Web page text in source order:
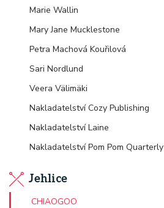
Marie Wallin
Mary Jane Mucklestone
Petra Machová Kouřilová
Sari Nordlund
Veera Välimäki
Nakladatelství Cozy Publishing
Nakladatelství Laine
Nakladatelství Pom Pom Quarterly
Jehlice
CHIAOGOO